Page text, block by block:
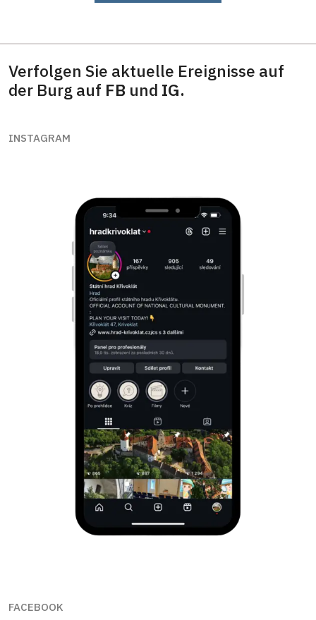
Verfolgen Sie aktuelle Ereignisse auf
der Burg auf FB und IG.
INSTAGRAM
FACEBOOK